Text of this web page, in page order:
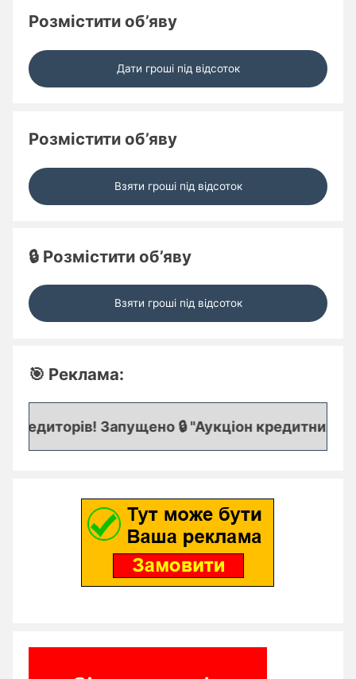
Розмістити об’яву
Дати гроші під відсоток
Розмістити об’яву
Взяти гроші під відсоток
🔒 Розмістити об’яву
Взяти гроші під відсоток
🎯 Реклама:
Запущено 🔒 "Аукціон кредитних